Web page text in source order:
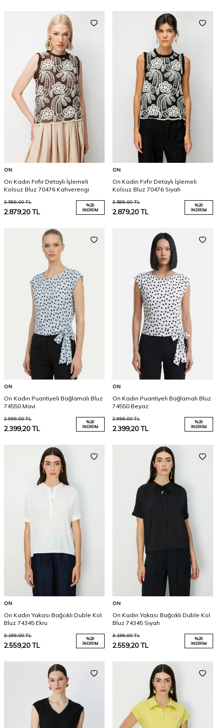
ON
On Kadın Fırfır Detaylı İşlemeli
Kolsuz Bluz 70476 Kahverengi
3.599,00TL
2.879,20TL
%20
İNDIRIM
ON
On Kadın Fırfır Detaylı İşlemeli
Kolsuz Bluz 70476 Siyah
3.599,00TL
2.879,20TL
%20
İNDIRIM
ON
On Kadın Puantiyeli Bağlamalı Bluz
74550 Mavi
2.999,00TL
2.399,20TL
%20
İNDIRIM
ON
On Kadın Puantiyeli Bağlamalı Bluz
74550 Beyaz
2.999,00TL
2.399,20TL
%20
İNDIRIM
ON
On Kadın Yakası Bağcıklı Duble Kol
Bluz 74345 Ekru
3.199,00TL
2.559,20TL
%20
İNDIRIM
ON
On Kadın Yakası Bağcıklı Duble Kol
Bluz 74345 Siyah
3.199,00TL
2.559,20TL
%20
İNDIRIM